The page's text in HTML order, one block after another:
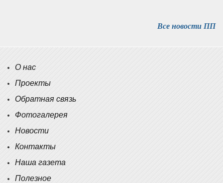
Все новости ПП
О нас
Проекты
Обратная связь
Фотогалерея
Новости
Контакты
Наша газета
Полезное